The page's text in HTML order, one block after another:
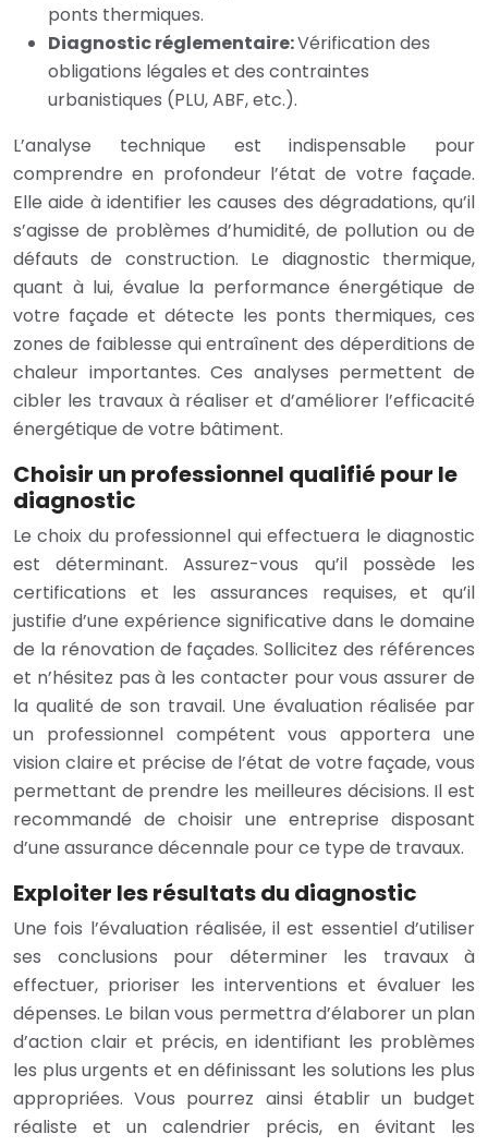
ponts thermiques.
Diagnostic réglementaire:Vérification des
obligations légales et des contraintes
urbanistiques (PLU, ABF, etc.).
L’analyse technique est indispensable pour
comprendre en profondeur l’état de votre façade.
Elle aide à identifier les causes des dégradations, qu’il
s’agisse de problèmes d’humidité, de pollution ou de
défauts de construction. Le diagnostic thermique,
quant à lui, évalue la performance énergétique de
votre façade et détecte les ponts thermiques, ces
zones de faiblesse qui entraînent des déperditions de
chaleur importantes. Ces analyses permettent de
cibler les travaux à réaliser et d’améliorer l’efficacité
énergétique de votre bâtiment.
Choisir un professionnel qualifié pour le
diagnostic
Le choix du professionnel qui effectuera le diagnostic
est déterminant. Assurez-vous qu’il possède les
certifications et les assurances requises, et qu’il
justifie d’une expérience significative dans le domaine
de la rénovation de façades. Sollicitez des références
et n’hésitez pas à les contacter pour vous assurer de
la qualité de son travail. Une évaluation réalisée par
un professionnel compétent vous apportera une
vision claire et précise de l’état de votre façade, vous
permettant de prendre les meilleures décisions. Il est
recommandé de choisir une entreprise disposant
d’une assurance décennale pour ce type de travaux.
Exploiter les résultats du diagnostic
Une fois l’évaluation réalisée, il est essentiel d’utiliser
ses conclusions pour déterminer les travaux à
effectuer, prioriser les interventions et évaluer les
dépenses. Le bilan vous permettra d’élaborer un plan
d’action clair et précis, en identifiant les problèmes
les plus urgents et en définissant les solutions les plus
appropriées. Vous pourrez ainsi établir un budget
réaliste et un calendrier précis, en évitant les